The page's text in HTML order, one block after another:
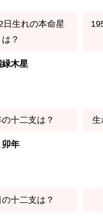
日生れの本命星
は？
緑木星
十二支は？
卯年
生
十二支は？